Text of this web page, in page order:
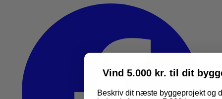
Vind 5.000 kr. til dit
Beskriv dit næste byggeprojekt og